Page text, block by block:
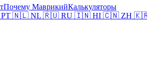
Почему МаврикийКалькуляторы
🇳🇱 NL 🇷🇺 RU 🇮🇳 HI 🇨🇳 ZH